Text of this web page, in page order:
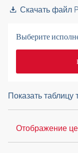
Скачать файл
Выберите
Показать таблицу
Отображение